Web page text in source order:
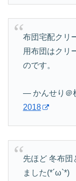
布団宅配クリ
用布団はクリ
のです。
— かんせり＠
2018
先ほど 冬布団
ました(*´ω`*)